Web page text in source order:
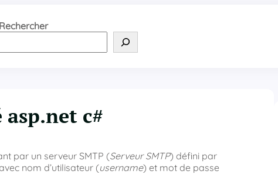
Rechercher
asp.net c#
par un serveur SMTP (Serveur SMTP) défini par
nom d’utilisateur (username) et mot de passe